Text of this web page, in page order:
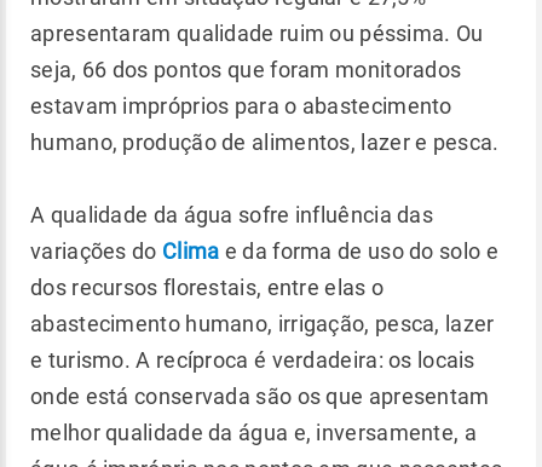
apresentaram qualidade ruim ou péssima. Ou
seja, 66 dos pontos que foram monitorados
estavam impróprios para o abastecimento
humano, produção de alimentos, lazer e pesca.
A qualidade da água sofre influência das
variações do Clima e da forma de uso do solo e
dos recursos florestais, entre elas o
abastecimento humano, irrigação, pesca, lazer
e turismo. A recíproca é verdadeira: os locais
onde está conservada são os que apresentam
melhor qualidade da água e, inversamente, a